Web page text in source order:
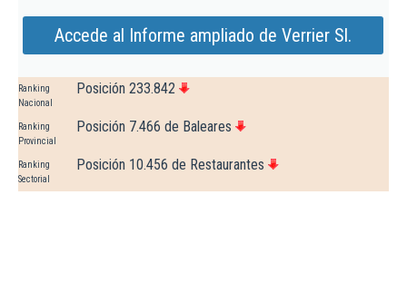
Accede al Informe ampliado de Verrier Sl.
Ranking
Nacional
Posición 233.842
Ranking
Provincial
Posición 7.466 de Baleares
Ranking
Sectorial
Posición 10.456 de Restaurantes